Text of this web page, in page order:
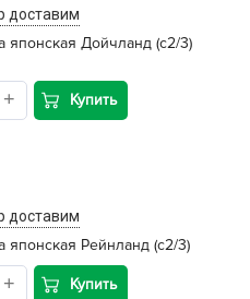
доставим
японская Дойчланд (с2/3)
Купить
доставим
японская Рейнланд (c2/3)
Купить